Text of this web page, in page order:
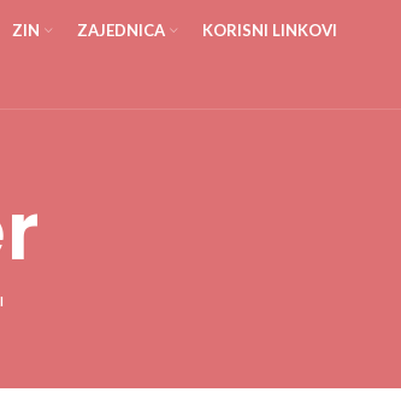
ZIN ZAJEDNICA KORISNI LINKOVI